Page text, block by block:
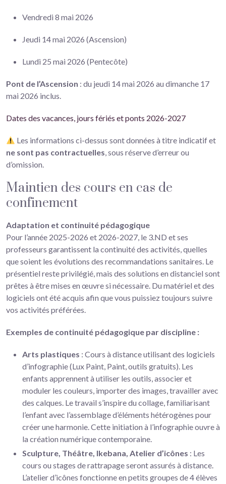
Vendredi 8 mai 2026
Jeudi 14 mai 2026 (Ascension)
Lundi 25 mai 2026 (Pentecôte)
Pont de l’Ascension : du jeudi 14 mai 2026 au dimanche 17
mai 2026 inclus.
Dates des vacances, jours fériés et ponts 2026-2027
Les informations ci-dessus sont données à titre indicatif et
ne sont pas contractuelles, sous réserve d’erreur ou
d’omission.
Maintien des cours en cas de
confinement
Adaptation et continuité pédagogique
Pour l’année 2025-2026 et 2026-2027, le 3.ND et ses
professeurs garantissent la continuité des activités, quelles
que soient les évolutions des recommandations sanitaires. Le
présentiel reste privilégié, mais des solutions en distanciel sont
prêtes à être mises en œuvre si nécessaire. Du matériel et des
logiciels ont été acquis afin que vous puissiez toujours suivre
vos activités préférées.
Exemples de continuité pédagogique par discipline :
Arts plastiques : Cours à distance utilisant des logiciels
d’infographie (Lux Paint, Paint, outils gratuits). Les
enfants apprennent à utiliser les outils, associer et
moduler les couleurs, importer des images, travailler avec
des calques. Le travail s’inspire du collage, familiarisant
l’enfant avec l’assemblage d’éléments hétérogènes pour
créer une harmonie. Cette initiation à l’infographie ouvre à
la création numérique contemporaine.
Sculpture, Théâtre, Ikebana, Atelier d’icônes : Les
cours ou stages de rattrapage seront assurés à distance.
L’atelier d’icônes fonctionne en petits groupes de 4 élèves